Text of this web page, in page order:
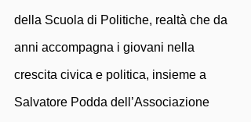
della Scuola di Politiche, realtà che da
anni accompagna i giovani nella
crescita civica e politica, insieme a
Salvatore Podda dell’Associazione